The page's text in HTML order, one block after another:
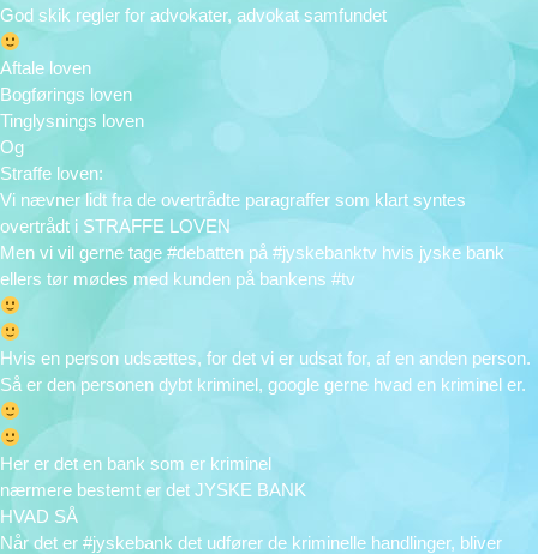
God skik regler for advokater, advokat samfundet
Aftale loven
Bogførings loven
Tinglysnings loven
Og
Straffe loven:
Vi nævner lidt fra de overtrådte paragraffer som klart syntes
overtrådt i STRAFFE LOVEN
Men vi vil gerne tage #debatten på #jyskebanktv hvis jyske bank
ellers tør mødes med kunden på bankens #tv
Hvis en person udsættes, for det vi er udsat for, af en anden person.
Så er den personen dybt kriminel, google gerne hvad en kriminel er.
Her er det en bank som er kriminel
nærmere bestemt er det JYSKE BANK
HVAD SÅ
Når det er #jyskebank det udfører de kriminelle handlinger, bliver